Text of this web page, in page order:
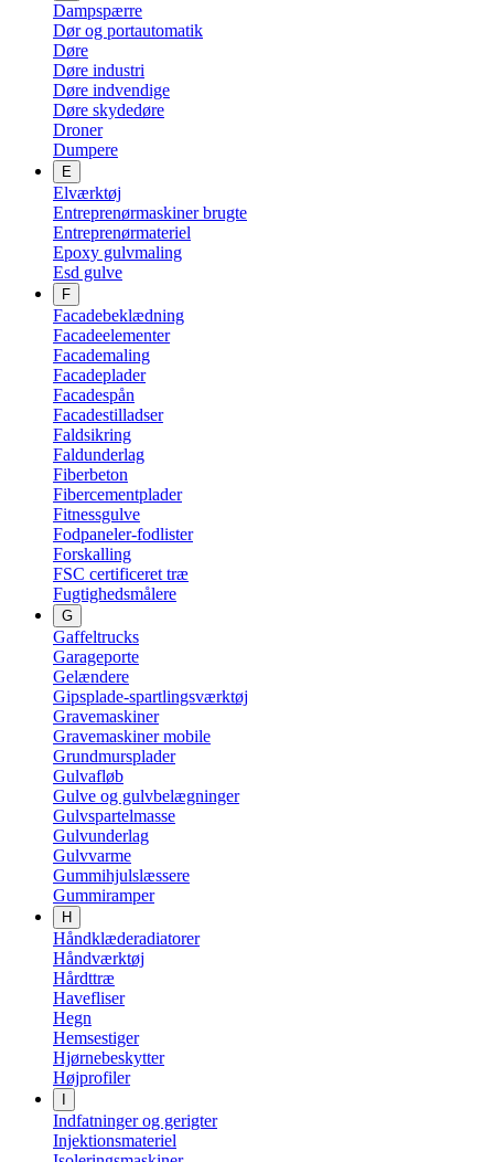
Dampspærre
Dør og portautomatik
Døre
Døre industri
Døre indvendige
Døre skydedøre
Droner
Dumpere
E
Elværktøj
Entreprenørmaskiner brugte
Entreprenørmateriel
Epoxy gulvmaling
Esd gulve
F
Facadebeklædning
Facadeelementer
Facademaling
Facadeplader
Facadespån
Facadestilladser
Faldsikring
Faldunderlag
Fiberbeton
Fibercementplader
Fitnessgulve
Fodpaneler-fodlister
Forskalling
FSC certificeret træ
Fugtighedsmålere
G
Gaffeltrucks
Garageporte
Gelændere
Gipsplade-spartlingsværktøj
Gravemaskiner
Gravemaskiner mobile
Grundmursplader
Gulvafløb
Gulve og gulvbelægninger
Gulvspartelmasse
Gulvunderlag
Gulvvarme
Gummihjulslæssere
Gummiramper
H
Håndklæderadiatorer
Håndværktøj
Hårdttræ
Havefliser
Hegn
Hemsestiger
Hjørnebeskytter
Højprofiler
Indfatninger og gerigter
Injektionsmateriel